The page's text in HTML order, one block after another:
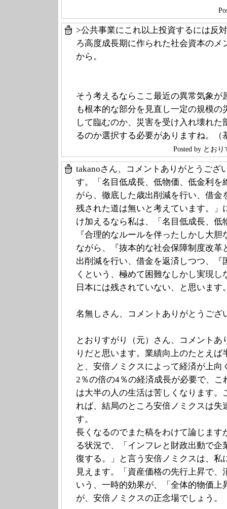
>公共事業にこれ以上投資するには反
ろ高度成長期に作られた社会資本のメ
から。
そう考えるならここ最近の異常気象が
も根本的な部分を見直し一定の規模
して臨むのか、災害を受け入れ壊れ
るのか選択する必要がありますね。（
Posted by とお
takanoさん、コメントありがとうござ
す。「名目低成長、低物価、低金利を
がら、徹底した歳出削減を行い、借金
残された道は無いと考えています。」
け加えるなら私は、「名目低成長、低
『合理的なルールを伴ったしかし大
ながら、『抜本的な社会保障制度改革
出削減を行い、借金を返済しつつ、『
くという、極めて困難なしかし実現
日本には残されていない、と思います
名無しさん、コメントありがとうござ
とおりすがり（元）さん、コメント
りだと思います。業績向上のたとえ
と、安倍ノミクスによって経済が上
2％の倍の4％の経済成長が必要で、
は大半の人の生活は苦しくなります。
れば、結局のところ安倍ノミクスは失
す。
長くなるのでまた稿をわけて論じます
る状況で、「インフレと財政出動で
復する。」と言う安倍ノミクスは、私
見えます。「資産価格の先行上昇で
いう、一時的効果が、「全体的物価上
が、安倍ノミクスの正念場でしょう。